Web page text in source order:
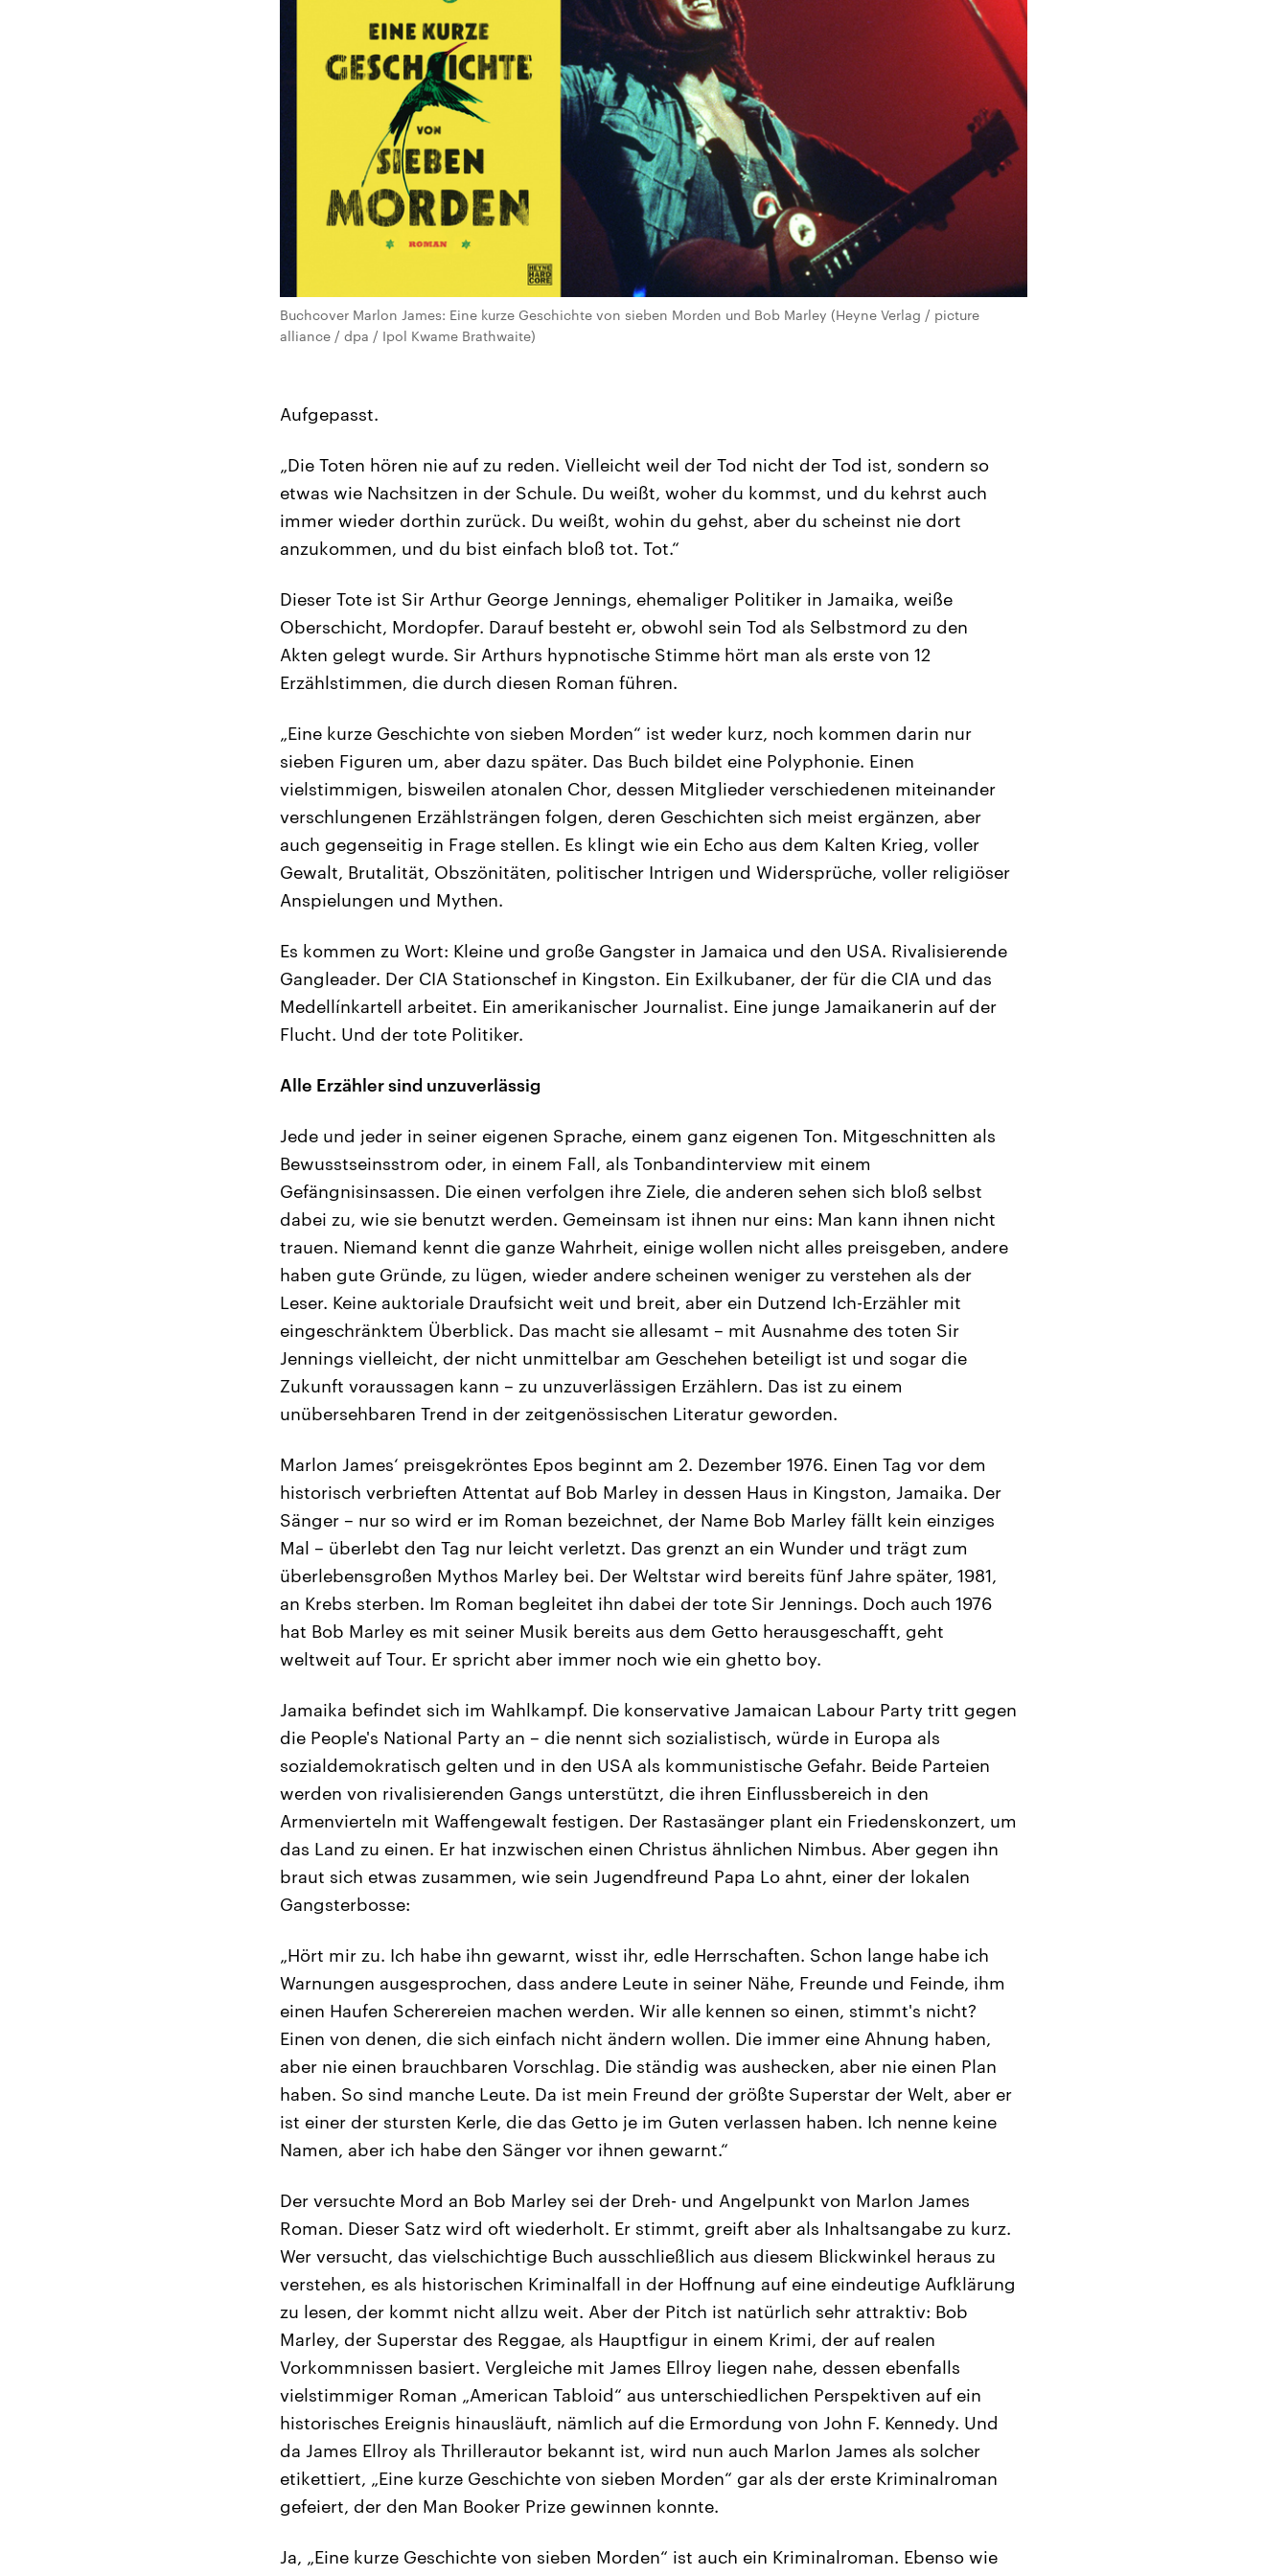
Buchcover Marlon James: Eine kurze Geschichte von sieben Morden und Bob Marley (Heyne Verlag / picture
alliance / dpa / Ipol Kwame Brathwaite)
Aufgepasst.
„Die Toten hören nie auf zu reden. Vielleicht weil der Tod nicht der Tod ist, sondern so
etwas wie Nachsitzen in der Schule. Du weißt, woher du kommst, und du kehrst auch
immer wieder dorthin zurück. Du weißt, wohin du gehst, aber du scheinst nie dort
anzukommen, und du bist einfach bloß tot. Tot.“
Dieser Tote ist Sir Arthur George Jennings, ehemaliger Politiker in Jamaika, weiße
Oberschicht, Mordopfer. Darauf besteht er, obwohl sein Tod als Selbstmord zu den
Akten gelegt wurde. Sir Arthurs hypnotische Stimme hört man als erste von 12
Erzählstimmen, die durch diesen Roman führen.
„Eine kurze Geschichte von sieben Morden“ ist weder kurz, noch kommen darin nur
sieben Figuren um, aber dazu später. Das Buch bildet eine Polyphonie. Einen
vielstimmigen, bisweilen atonalen Chor, dessen Mitglieder verschiedenen miteinander
verschlungenen Erzählsträngen folgen, deren Geschichten sich meist ergänzen, aber
auch gegenseitig in Frage stellen. Es klingt wie ein Echo aus dem Kalten Krieg, voller
Gewalt, Brutalität, Obszönitäten, politischer Intrigen und Widersprüche, voller religiöser
Anspielungen und Mythen.
Es kommen zu Wort: Kleine und große Gangster in Jamaica und den USA. Rivalisierende
Gangleader. Der CIA Stationschef in Kingston. Ein Exilkubaner, der für die CIA und das
Medellínkartell arbeitet. Ein amerikanischer Journalist. Eine junge Jamaikanerin auf der
Flucht. Und der tote Politiker.
Alle Erzähler sind unzuverlässig
Jede und jeder in seiner eigenen Sprache, einem ganz eigenen Ton. Mitgeschnitten als
Bewusstseinsstrom oder, in einem Fall, als Tonbandinterview mit einem
Gefängnisinsassen. Die einen verfolgen ihre Ziele, die anderen sehen sich bloß selbst
dabei zu, wie sie benutzt werden. Gemeinsam ist ihnen nur eins: Man kann ihnen nicht
trauen. Niemand kennt die ganze Wahrheit, einige wollen nicht alles preisgeben, andere
haben gute Gründe, zu lügen, wieder andere scheinen weniger zu verstehen als der
Leser. Keine auktoriale Draufsicht weit und breit, aber ein Dutzend Ich-Erzähler mit
eingeschränktem Überblick. Das macht sie allesamt – mit Ausnahme des toten Sir
Jennings vielleicht, der nicht unmittelbar am Geschehen beteiligt ist und sogar die
Zukunft voraussagen kann – zu unzuverlässigen Erzählern. Das ist zu einem
unübersehbaren Trend in der zeitgenössischen Literatur geworden.
Marlon James‘ preisgekröntes Epos beginnt am 2. Dezember 1976. Einen Tag vor dem
historisch verbrieften Attentat auf Bob Marley in dessen Haus in Kingston, Jamaika. Der
Sänger – nur so wird er im Roman bezeichnet, der Name Bob Marley fällt kein einziges
Mal – überlebt den Tag nur leicht verletzt. Das grenzt an ein Wunder und trägt zum
überlebensgroßen Mythos Marley bei. Der Weltstar wird bereits fünf Jahre später, 1981,
an Krebs sterben. Im Roman begleitet ihn dabei der tote Sir Jennings. Doch auch 1976
hat Bob Marley es mit seiner Musik bereits aus dem Getto herausgeschafft, geht
weltweit auf Tour. Er spricht aber immer noch wie ein ghetto boy.
Jamaika befindet sich im Wahlkampf. Die konservative Jamaican Labour Party tritt gegen
die People's National Party an – die nennt sich sozialistisch, würde in Europa als
sozialdemokratisch gelten und in den USA als kommunistische Gefahr. Beide Parteien
werden von rivalisierenden Gangs unterstützt, die ihren Einflussbereich in den
Armenvierteln mit Waffengewalt festigen. Der Rastasänger plant ein Friedenskonzert, um
das Land zu einen. Er hat inzwischen einen Christus ähnlichen Nimbus. Aber gegen ihn
braut sich etwas zusammen, wie sein Jugendfreund Papa Lo ahnt, einer der lokalen
Gangsterbosse:
„Hört mir zu. Ich habe ihn gewarnt, wisst ihr, edle Herrschaften. Schon lange habe ich
Warnungen ausgesprochen, dass andere Leute in seiner Nähe, Freunde und Feinde, ihm
einen Haufen Scherereien machen werden. Wir alle kennen so einen, stimmt's nicht?
Einen von denen, die sich einfach nicht ändern wollen. Die immer eine Ahnung haben,
aber nie einen brauchbaren Vorschlag. Die ständig was aushecken, aber nie einen Plan
haben. So sind manche Leute. Da ist mein Freund der größte Superstar der Welt, aber er
ist einer der stursten Kerle, die das Getto je im Guten verlassen haben. Ich nenne keine
Namen, aber ich habe den Sänger vor ihnen gewarnt.“
Der versuchte Mord an Bob Marley sei der Dreh- und Angelpunkt von Marlon James
Roman. Dieser Satz wird oft wiederholt. Er stimmt, greift aber als Inhaltsangabe zu kurz.
Wer versucht, das vielschichtige Buch ausschließlich aus diesem Blickwinkel heraus zu
verstehen, es als historischen Kriminalfall in der Hoffnung auf eine eindeutige Aufklärung
zu lesen, der kommt nicht allzu weit. Aber der Pitch ist natürlich sehr attraktiv: Bob
Marley, der Superstar des Reggae, als Hauptfigur in einem Krimi, der auf realen
Vorkommnissen basiert. Vergleiche mit James Ellroy liegen nahe, dessen ebenfalls
vielstimmiger Roman „American Tabloid“ aus unterschiedlichen Perspektiven auf ein
historisches Ereignis hinausläuft, nämlich auf die Ermordung von John F. Kennedy. Und
da James Ellroy als Thrillerautor bekannt ist, wird nun auch Marlon James als solcher
etikettiert, „Eine kurze Geschichte von sieben Morden“ gar als der erste Kriminalroman
gefeiert, der den Man Booker Prize gewinnen konnte.
Ja, „Eine kurze Geschichte von sieben Morden“ ist auch ein Kriminalroman. Ebenso wie